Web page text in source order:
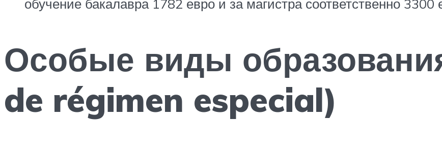
обучение бакалавра 1782 евро и за магистра соответственно 3300
Особые виды
de régimen especial)